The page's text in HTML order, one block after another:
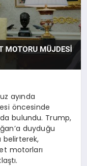
ayında
öncesinde
bulundu. Trump,
duyduğu
belirterek,
motorları